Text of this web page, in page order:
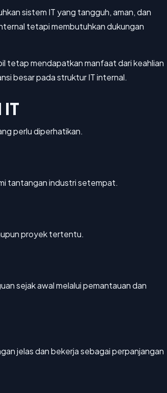
sistem IT yang tangguh, aman, dan
tetapi membutuhkan dukungan
tetap mendapatkan manfaat dari keahlian
besar pada struktur IT internal.
perlu diperhatikan.
tantangan industri setempat.
proyek tertentu.
sejak awal melalui pemantauan dan
jelas dan bekerja sebagai perpanjangan